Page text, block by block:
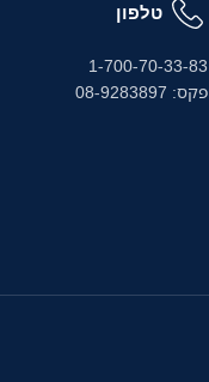
טלפון
1-700-70-33-83
פקס: 08-9283897